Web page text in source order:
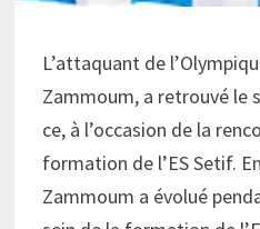
L’attaquant de
Zammoum, a retrouvé le
ce, à l’occasion de la
formation de l’ES Setif.
Zammoum a évolué